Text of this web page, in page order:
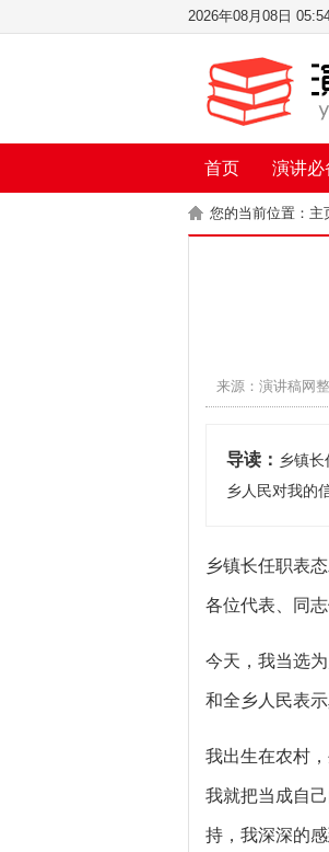
2026年08月08日
首页 演讲必
您的当前位置： 主
来源：演讲稿网
导读： 乡镇
乡人民对我的
乡镇长任职表
各位代表、同志
今天，我当选
和全乡人民表示
我出生在农村
我就把当成自
持，我深深的